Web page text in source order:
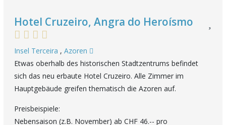
Hotel Cruzeiro, Angra do Heroísmo
Insel Terceira , Azoren
Etwas oberhalb des historischen Stadtzentrums befindet
sich das neu erbaute Hotel Cruzeiro. Alle Zimmer im
Hauptgebäude greifen thematisch die Azoren auf.
Preisbeispiele:
Nebensaison (z.B. November) ab CHF 46.-- pro